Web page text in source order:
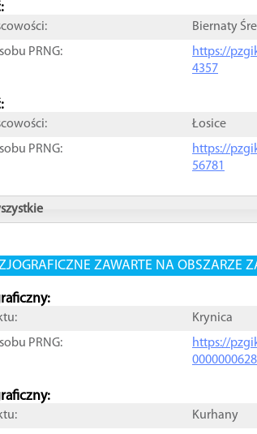
Biernaty
PRNG:
https://
4357
Łosice
PRNG:
https://
56781
ZAWARTE NA OBSZARZE
Krynica
PRNG:
https://
Kurhany